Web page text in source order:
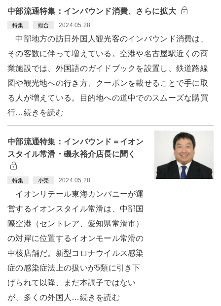
中部流通特集：インバウンド消費、さらに拡大
特集 総合 2024.05.28
中部地方の訪日外国人観光客のインバウンド消費は、
その客数に伴って増えている。空港や名古屋駅近くの商
業施設では、外国語のガイドブックを設置し、鉄道路線
図や観光地への行き方、クーポンを載せることで手に取
る人が増えている。目的地への道中でのスムーズな購買
行…続きを読む
中部流通特集：インバウンド＝イオン
スタイル常滑・磯永裕介店長に聞く
特集 小売 2024.05.28
イオンリテール東海カンパニーが運
営するイオンスタイル常滑は、中部国
際空港（セントレア、愛知県常滑市）
の対岸に位置するイオンモール常滑の
中核店舗だ。新型コロナウイルス感染
症の感染症法上の扱いが5類に引き下
げられて以降、まだ本調子ではない
が、多くの外国人…続きを読む